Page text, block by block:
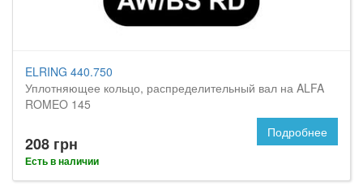
ELRING 440.750
Уплотняющее кольцо, распределительный вал на ALFA
ROMEO 145
208 грн
Есть в наличии
Подробнее